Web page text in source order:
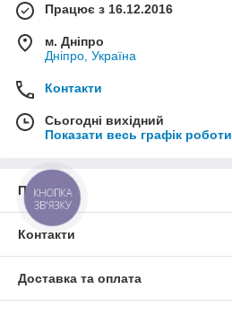
Працює з 16.12.2016
м. Дніпро
Дніпро, Україна
Контакти
Сьогодні вихідний
Показати весь графік роботи
Про нас
Контакти
Доставка та оплата
КНОПКА
ЗВ'ЯЗКУ